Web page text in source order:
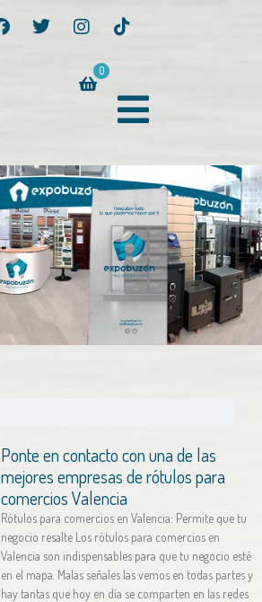
0
Ponte en contacto con una de las
mejores empresas de rótulos para
comercios Valencia
Rótulos para comercios en Valencia: Permite que tu
negocio resalte Los rótulos para comercios en
Valencia son indispensables para que tu negocio esté
en el mapa. Malas señales las vemos en todas partes y
hay tantas que hoy en día se comparten en las redes